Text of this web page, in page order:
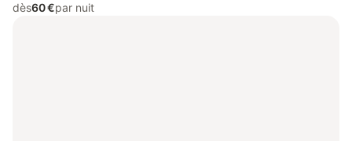
dès60 €par nuit